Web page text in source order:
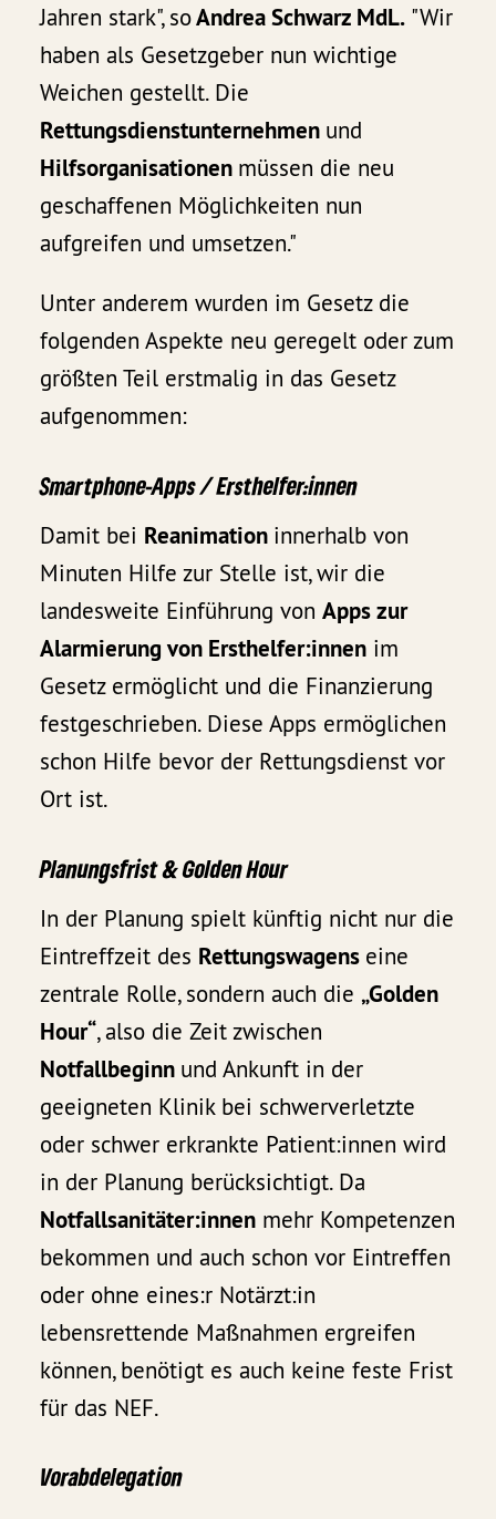
Jahren stark", soAndrea Schwarz MdL. "Wir
haben als Gesetzgeber nun wichtige
Weichen gestellt. Die
Rettungsdienstunternehmen und
Hilfsorganisationen müssen die neu
geschaffenen Möglichkeiten nun
aufgreifen und umsetzen."
Unter anderem wurden im Gesetz die
folgenden Aspekte neu geregelt oder zum
größten Teil erstmalig in das Gesetz
aufgenommen:
Smartphone-Apps / Ersthelfer:innen
Damit bei Reanimation innerhalb von
Minuten Hilfe zur Stelle ist, wir die
landesweite Einführung vonApps zur
Alarmierung von Ersthelfer:innen im
Gesetz ermöglicht und die Finanzierung
festgeschrieben. Diese Apps ermöglichen
schon Hilfe bevor der Rettungsdienst vor
Ort ist.
Planungsfrist & Golden Hour
In der Planung spielt künftig nicht nur die
Eintreffzeit des Rettungswagens eine
zentrale Rolle, sondern auch die„Golden
Hour“, also die Zeit zwischen
Notfallbeginn und Ankunft in der
geeigneten Klinik bei schwerverletzte
oder schwer erkrankte Patient:innen wird
in der Planung berücksichtigt. Da
Notfallsanitäter:innen mehr Kompetenzen
bekommen und auch schon vor Eintreffen
oder ohne eines:r Notärzt:in
lebensrettende Maßnahmen ergreifen
können, benötigt es auch keine feste Frist
für das NEF.
Vorabdelegation